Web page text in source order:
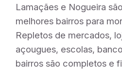
Lamaçães e Nogueira
melhores bairros para
Repletos de mercados,
açougues, escolas,
bairros são completos e